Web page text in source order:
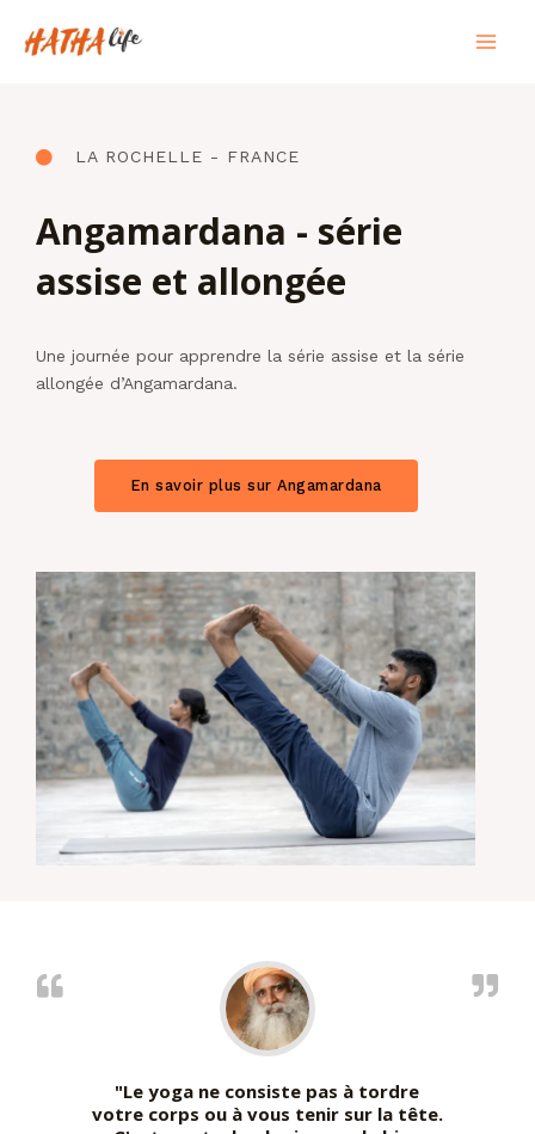
LA ROCHELLE - FRANCE
Angamardana - série
assise et allongée
Une journée pour apprendre la série assise et la série
allongée d’Angamardana.
En savoir plus sur Angamardana
"Le yoga ne consiste pas à tordre
votre corps ou à vous tenir sur la tête.